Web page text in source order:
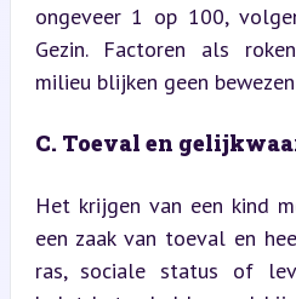
ongeveer 1 op 100,
Gezin. Factoren als
milieu blijken geen
C. Toeval en
Het krijgen van een kind
een zaak van toeval en
ras, sociale status of